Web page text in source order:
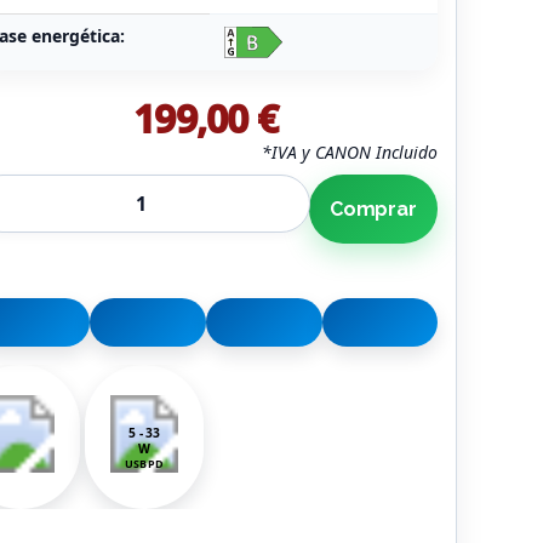
energética:
199,00 €
*IVA y CANON Incluido
Comprar
5 - 33
W
USB PD